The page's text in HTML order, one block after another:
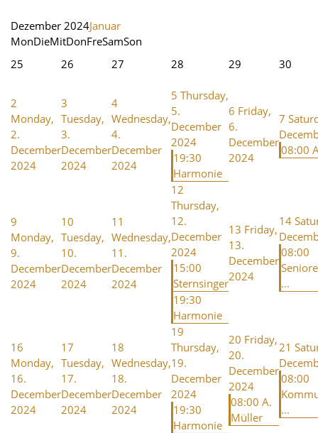
Dezember 2024Januar
MonDieMitDonFreSamSon
25
26 27 28 29 30
2
Monday,
2.
December
2024
3
Tuesday,
3.
December
2024
4
Wednesday,
4.
December
2024
5 Thursday,
5.
December
2024
19:30
Harmonie
6 Friday,
6.
December
2024
7
08:00
9
Monday,
9.
December
2024
10
Tuesday,
10.
December
2024
11
Wednesday,
11.
December
2024
12
Thursday,
12.
December
2024
15:00
Sternsinger
19:30
Harmonie
13 Friday,
13.
December
2024
14
08:00
...
16
Monday,
16.
December
2024
17
Tuesday,
17.
December
2024
18
Wednesday,
18.
December
2024
19
Thursday,
19.
December
2024
19:30
Harmonie
20 Friday,
20.
December
2024
08:00 A.
Müller
21
08:00
...